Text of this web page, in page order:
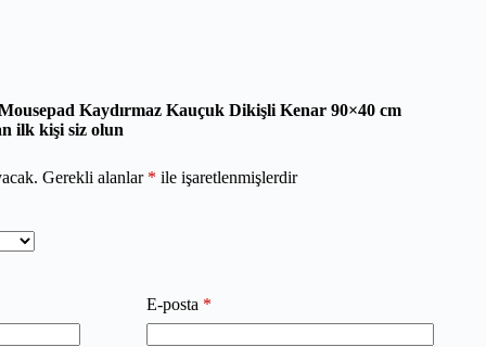
Kaydırmaz Kauçuk Dikişli Kenar 90×40 cm
ilk kişi siz olun
Gerekli alanlar * ile işaretlenmişlerdir
E-posta*